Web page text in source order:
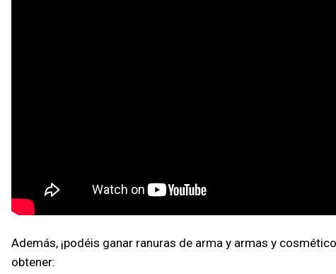
Además, ¡podéis ganar ranuras de arma y armas y
obtener: